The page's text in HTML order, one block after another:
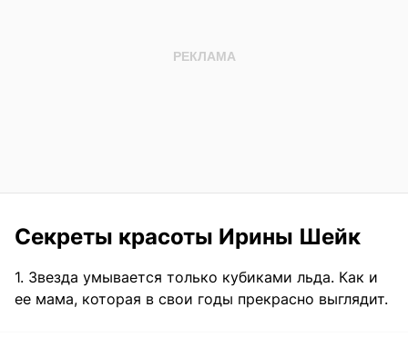
Секреты красоты Ирины Шейк
1. Звезда умывается только кубиками льда. Как и
ее мама, которая в свои годы прекрасно выглядит.